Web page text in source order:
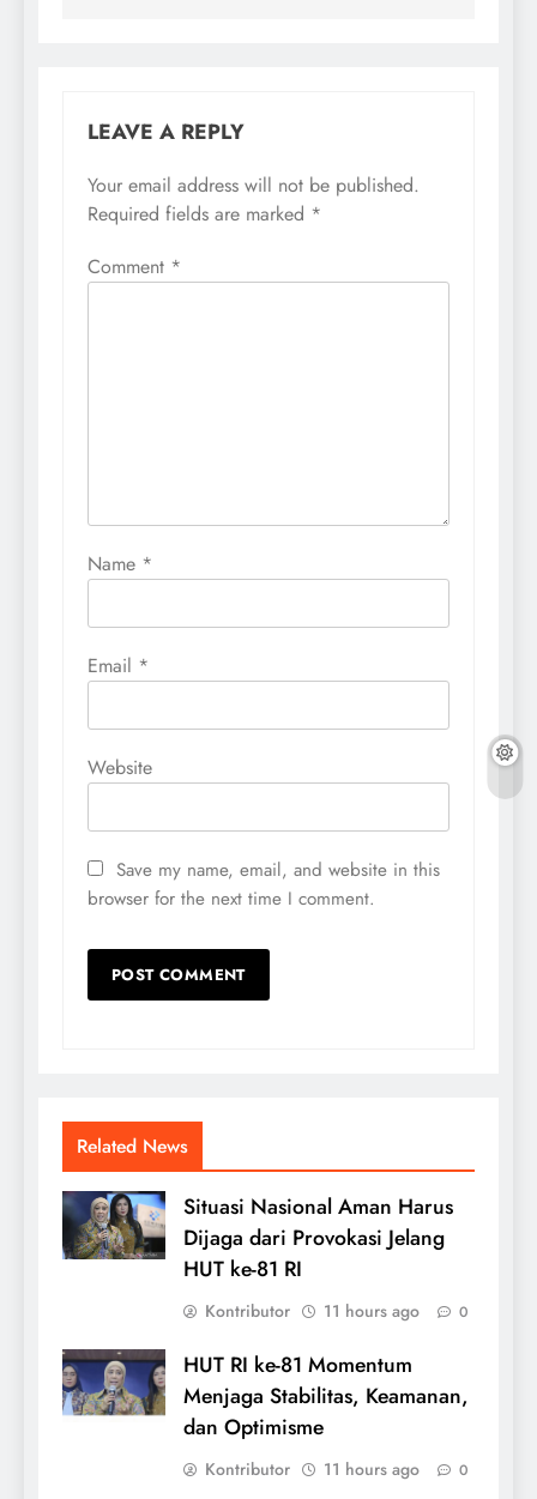
LEAVE A REPLY
Your email address will not be published.
Required fields are marked *
Comment *
Name *
Email *
Website
Save my name, email, and website in this
browser for the next time I comment.
Related News
Situasi Nasional Aman Harus
Dijaga dari Provokasi Jelang
HUT ke-81 RI
Kontributor 11 hours ago 0
HUT RI ke-81 Momentum
Menjaga Stabilitas, Keamanan,
dan Optimisme
Kontributor 11 hours ago 0